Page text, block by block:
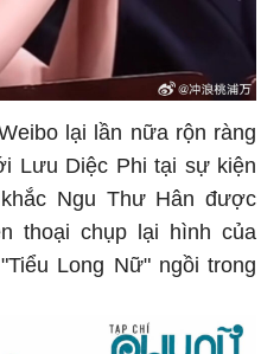
lại lần nữa rộn ràng
Lưu Diệc Phi tại sự kiện
Ngu Thư Hân được
thoại chụp lại hình của
Long Nữ" ngồi trong